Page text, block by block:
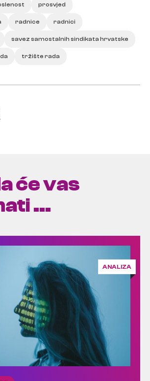
prosvjed
radnice radnici
savez samostalnih sindikata hrvatske
tržište rada
će vas
...
ANALIZA